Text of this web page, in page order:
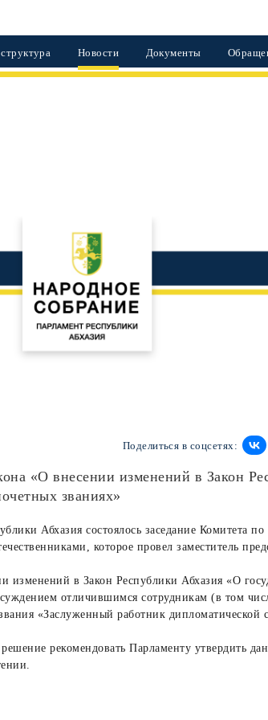
Новости Документы
Поделиться в соцсетях:
«О внесении изменений в Закон
званиях»
Абхазия состоялось заседание Комитета
которое провел заместитель
изменений в Закон Республики Абхазия «О
отличившимся сотрудникам (в том
«Заслуженный работник дипломатической
рекомендовать Парламенту утвердить